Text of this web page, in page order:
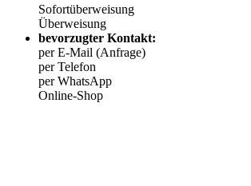
Sofortüberweisung
Überweisung
bevorzugter Kontakt:
per E-Mail (Anfrage)
per Telefon
per WhatsApp
Online-Shop